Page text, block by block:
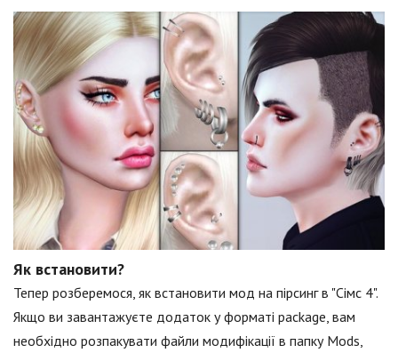
Як встановити?
Тепер розберемося, як встановити мод на пірсинг в "Сімс 4".
Якщо ви завантажуєте додаток у форматі package, вам
необхідно розпакувати файли модифікації в папку Mods,